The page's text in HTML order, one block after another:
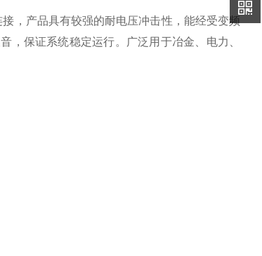
，产品具有较强的耐电压冲击性，能经受变频
，保证系统稳定运行。广泛用于冶金、电力、